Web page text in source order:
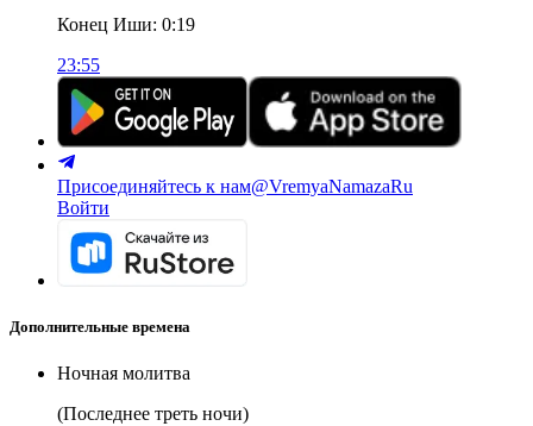
Конец Иши: 0:19
23:55
Присоединяйтесь к нам@VremyaNamazaRu
Войти
Дополнительные времена
Ночная молитва
(Последнее треть ночи)